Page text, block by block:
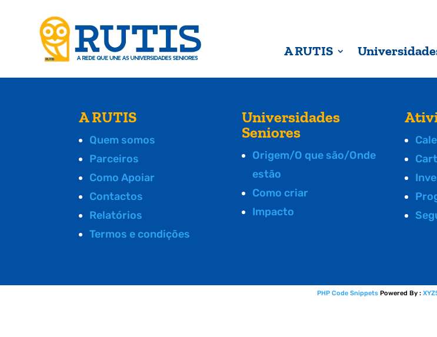
A RUTIS
A RUTIS
Quem somos
Parceiros
Como Apoiar
Contactos
Relatórios
Termos e condições
Universidades
Seniores
Origem/O que são/Onde
estão
Como criar
Impacto
PHP Code Snippets Powered By :